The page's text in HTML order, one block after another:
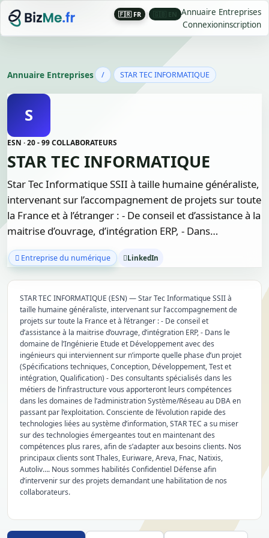
🇫🇷 FR |
Annuaire Entreprises
Connexioninscription
Annuaire Entreprises / STAR TEC INFORMATIQUE
S
ESN · 20 - 99 COLLABORATEURS
STAR TEC INFORMATIQUE
Star Tec Informatique SSII à taille humaine généraliste,
intervenant sur l’accompagnement de projets sur toute
la France et à l’étranger : - De conseil et d’assistance à la
maitrise d’ouvrage, d’intégration ERP, - Dans…
Entreprise du numérique LinkedIn
STAR TEC INFORMATIQUE (ESN) — Star Tec Informatique SSII à
taille humaine généraliste, intervenant sur l’accompagnement de
projets sur toute la France et à l’étranger : - De conseil et
d’assistance à la maitrise d’ouvrage, d’intégration ERP, - Dans le
domaine de l’Ingénierie Etude et Développement avec des
ingénieurs qui interviennent sur n’importe quelle phase d’un projet
(Spécifications techniques, Conception, Développement, Test et
intégration, Qualification) - Des consultants spécialisés dans les
métiers de l’infrastructure vous apporteront leurs compétences
dans les domaines de l’administration Système/Réseau au DBA en
passant par l’exploitation. Consciente de l’évolution rapide des
technologies liées au système d’information, STAR TEC a su miser
sur des technologies émergeantes tout en maintenant des
compétences plus rares, afin de s’adapter aux besoins clients. Nos
principaux clients sont Thales, Euriware, Areva, Fnac, Natixis,
Autoliv…. Nous sommes habilités Confidentiel Défense afin
d’intervenir sur des projets demandant une habilitation de nos
collaborateurs.